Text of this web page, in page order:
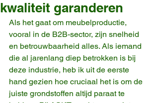
kwaliteit garanderen
Als het gaat om meubelproductie,
vooral in de B2B-sector, zijn snelheid
en betrouwbaarheid alles. Als iemand
die al jarenlang diep betrokken is bij
deze industrie, heb ik uit de eerste
hand gezien hoe cruciaal het is om de
juiste grondstoffen altijd paraat te